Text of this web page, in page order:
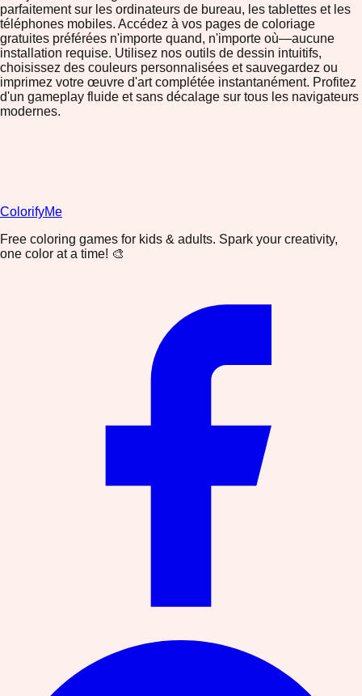
parfaitement sur les ordinateurs de bureau, les tablettes et les
téléphones mobiles. Accédez à vos pages de coloriage
gratuites préférées n'importe quand, n'importe où—aucune
installation requise. Utilisez nos outils de dessin intuitifs,
choisissez des couleurs personnalisées et sauvegardez ou
imprimez votre œuvre d'art complétée instantanément. Profitez
d'un gameplay fluide et sans décalage sur tous les navigateurs
modernes.
ColorifyMe
Free coloring games for kids & adults. Spark your creativity,
one color at a time! 🎨